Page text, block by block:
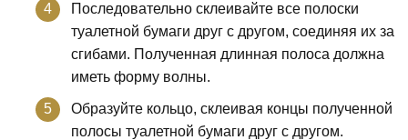
Последовательно склеивайте все полоски
туалетной бумаги друг с другом, соединяя их за
сгибами. Полученная длинная полоса должна
иметь форму волны.
Образуйте кольцо, склеивая концы полученной
полосы туалетной бумаги друг с другом.